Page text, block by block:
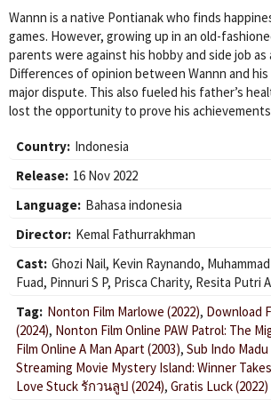
Wannn is a native Pontianak who finds
games. However, growing up in an old-
parents were against his hobby and side job as
Differences of opinion between Wannn and
major dispute. This also fueled his father’s
lost the opportunity to prove his achievements
Country: Indonesia
Release: 16 Nov 2022
Language: Bahasa indonesia
Director: Kemal Fathurrakhman
Cast: Ghozi Nail, Kevin Raynando,
Fuad, Pinnuri S P, Prisca Charity, Resita Putri
Tag: Nonton Film Marlowe (2022), Download
(2024), Nonton Film Online PAW Patrol: The
Film Online A Man Apart (2003), Sub Indo Madu
Streaming Movie Mystery Island: Winner Takes
Love Stuck รักวนลูป (2024), Gratis Luck (2022)